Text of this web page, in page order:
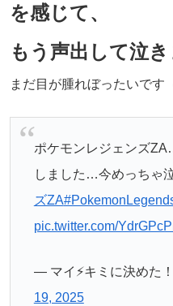
を感じて、
もう声出して泣き
まだ目が腫れぼったいです
ポケモンレジェンズ
しました…今めっちゃ
ズZA
pic.twitter.com/
— マイ⚡️キミに決めた
19, 2025